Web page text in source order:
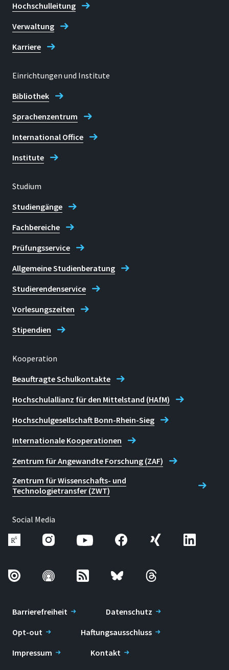
Grantham-Allee 20
53757 Sankt Augustin
Kontaktzeiten
ote@h-brs.de
OTE@H-BRS
Hochschulleitung
Verwaltung
Karriere
Einrichtungen und Institute
Bibliothek
Sprachenzentrum
International Office
Institute
Studium
Studiengänge
Fachbereiche
Prüfungsservice
Allgemeine Studienberatung
Studierendenservice
Vorlesungszeiten
Stipendien
Kooperation
Beauftragte Schulkontakte
Hochschulallianz für den Mittelstand (HAfM)
Hochschulgesellschaft Bonn-Rhein-Sieg
Internationale Kooperationen
Zentrum für Angewandte Forschung (ZAF)
Zentrum für Wissenschafts- und
Technologietransfer (ZWT)
Social Media
Barrierefreiheit
Datenschutz
Opt-out
Haftungsausschluss
Impressum
Kontakt